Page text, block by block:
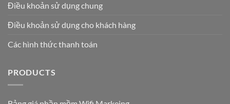
Điều khoản sử dụng chung
Điều khoản sử dụng cho khách hàng
Các hình thức thanh toán
PRODUCTS